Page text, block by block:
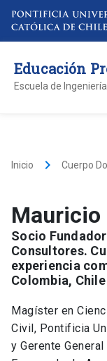
Educación
Escuela de Ingeniería
Inicio keyboard_arrow_right Cuerpo
Mauricio
Socio
Consultores.
experiencia
Colombia, Chile
Magíster en
Civil, Pontificia
y Gerente